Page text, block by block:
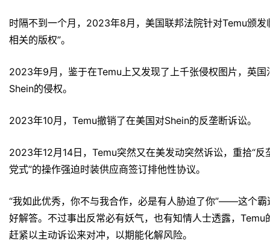
时隔不到一个月，2023年8月，美国联邦法院针对Temu颁
相关的版权”。
2023年9月，鉴于在Temu上又发现了上千张侵权图片，英
Shein的侵权。
2023年10月，Temu撤销了在美国对Shein的反垄断诉讼。
2023年12月14日，Temu突然又在美发动突然诉讼，重拾“
党式”的操作强迫时装供应商签订排他性协议。
“我如此优秀，你不与我合作，必是有人胁迫了你”——这个
好解答。不过事出反常必有妖气，也有知情人士透露，
赶紧以主动诉讼来对冲，以期能化解风险。